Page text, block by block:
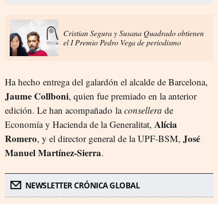
Cristian Segura y Susana Quadrado obtienen
el I Premio Pedro Vega de periodismo
Ha hecho entrega del galardón el alcalde de Barcelona,
Jaume Collboni, quien fue premiado en la anterior
edición. Le han acompañado laconsellera de
Economía y Hacienda de la Generalitat, Alícia
Romero, y el director general de la UPF-BSM, José
Manuel Martínez-Sierra.
NEWSLETTER CRÓNICA GLOBAL